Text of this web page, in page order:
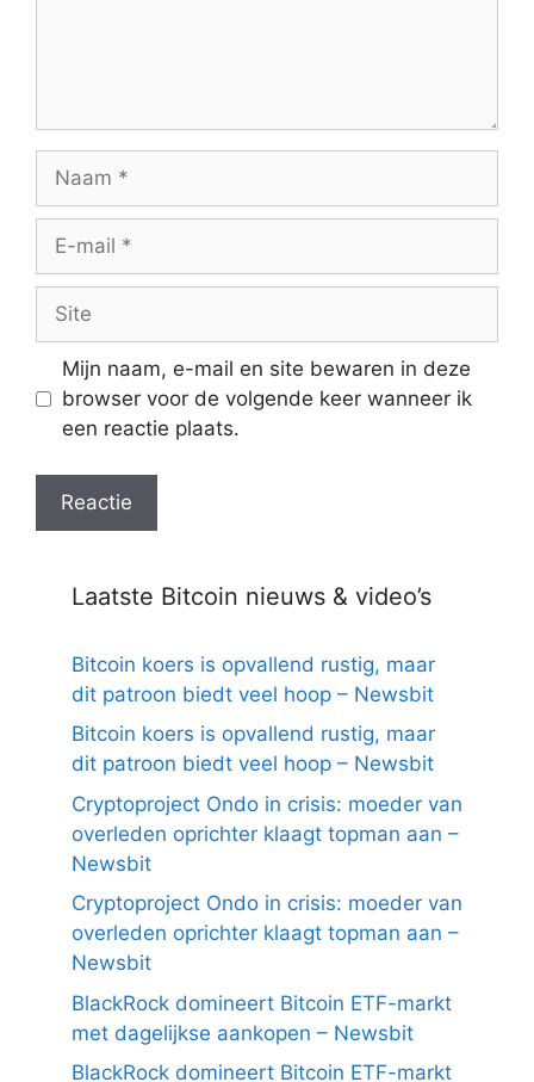
Naam
Site
Mijn naam, e-mail en site bewaren in deze
browser voor de volgende keer wanneer ik
een reactie plaats.
Laatste Bitcoin nieuws & video’s
Bitcoin koers is opvallend rustig, maar
dit patroon biedt veel hoop – Newsbit
Bitcoin koers is opvallend rustig, maar
dit patroon biedt veel hoop – Newsbit
Cryptoproject Ondo in crisis: moeder van
overleden oprichter klaagt topman aan –
Newsbit
Cryptoproject Ondo in crisis: moeder van
overleden oprichter klaagt topman aan –
Newsbit
BlackRock domineert Bitcoin ETF-markt
met dagelijkse aankopen – Newsbit
BlackRock domineert Bitcoin ETF-markt